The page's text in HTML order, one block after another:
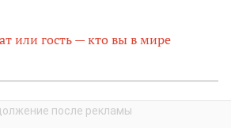
или гость — кто вы в мире